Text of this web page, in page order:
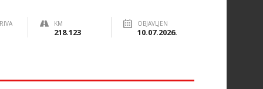
KM
218.123
OBJAVLJEN
10.07.2026.